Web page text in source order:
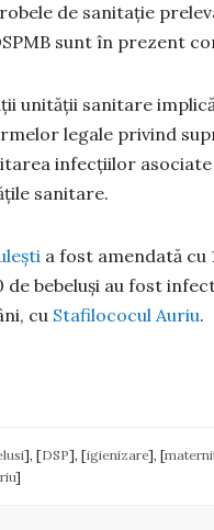
de sanitație
sunt în prezent
unității sanitare
legale privind
infecțiilor
sanitare.
a fost amendată cu
de bebeluşi au fost
cu Stafilococul Auriu.
], [DSP], [igienizare], [
]